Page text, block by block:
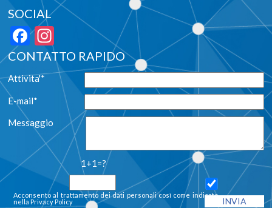
SOCIAL
Facebook
Instagram
CONTATTO RAPIDO
Attivita'*
E-mail*
Messaggio
1+1=?
Acconsento al trattamento dei dati personali così come indicato
nella Privacy Policy